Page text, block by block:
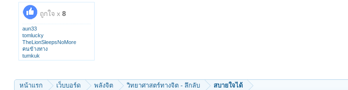
ถูกใจ x 8
aun33
tomlucky
TheLionSleepsNoMore
คนข้างทาง
tumkuk
n@kARin
หน้าแรก เว็บบอร์ด พลังจิต วิทยาศาสตร์ทางจิต - ลึกลับ สบายใจได้